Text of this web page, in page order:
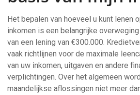
Het bepalen van hoeveel u kunt lenen
inkomen is een belangrijke
van een lening van €300.000.
vaak richtlijnen voor de maximale
van uw inkomen, uitgaven en andere
verplichtingen. Over het algemeen
maandelijkse aflossingen niet meer